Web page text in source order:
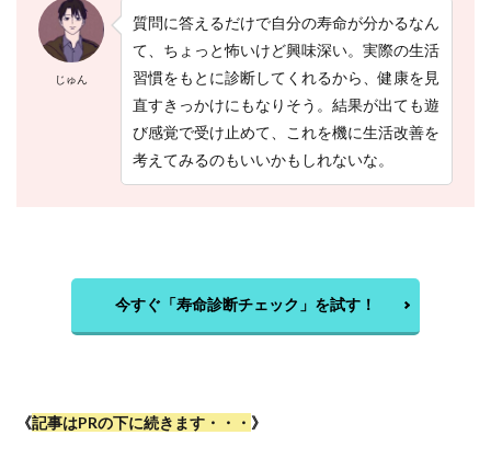
じゅん
質問に答えるだけで自分の寿命が分かるなん
て、ちょっと怖いけど興味深い。実際の生活
習慣をもとに診断してくれるから、健康を見
直すきっかけにもなりそう。結果が出ても遊
び感覚で受け止めて、これを機に生活改善を
考えてみるのもいいかもしれないな。
今すぐ「寿命診断チェック」を試す！
《記事はPRの下に続きます・・・ 》